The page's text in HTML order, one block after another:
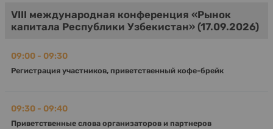
VIII международная конференция «Рынок
капитала Республики Узбекистан» (17.09.2026)
09:00 - 09:30
Регистрация участников, приветственный кофе-брейк
09:30 - 09:40
Приветственные слова организаторов и партнеров